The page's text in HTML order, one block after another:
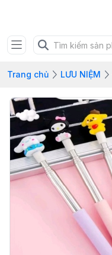
Trang chủ LƯU NIỆM